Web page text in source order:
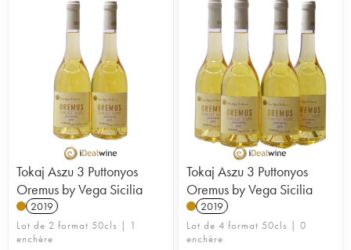
Tokaj Aszu 3 Puttonyos
Oremus by Vega Sicilia
2019
Lot de 2 format 50cls | 1
enchère
Tokaj Aszu 3 Puttonyos
Oremus by Vega Sicilia
2019
Lot de 4 format 50cls | 0
enchère